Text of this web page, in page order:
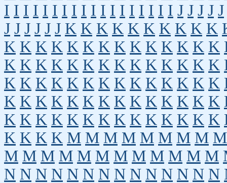
I I I I I I I I I I I I I I I I I I J J J J J
J J J J J J K K K K K K K K K K
K K K K K K K K K K K K K K
K K K K K K K K K K K K K K
K K K K K K K K K K K K K K
K K K K K K K K K K K K K K
K K K K K K K K K K K K K K
K K K K M M M M M M M M M
M M M M M M M M M M M M
N N N N N N N N N N N N N N